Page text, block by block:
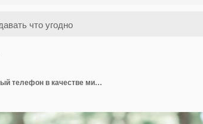
Девушка-блогер подписывает, держа мобильный телефон в качестве микрофона на фоне природы